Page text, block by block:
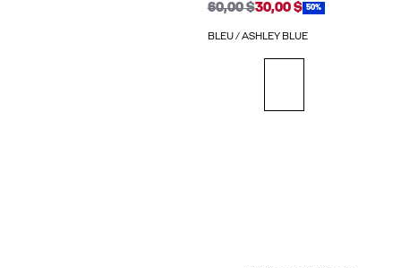
60,00 $30,00 $ 50%
BLEU / ASHLEY BLUE